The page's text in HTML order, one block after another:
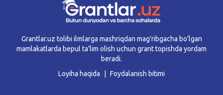
Grantlar.uz tolibi ilmlarga mashriqdan mag’ribgacha bo’lgan
mamlakatlarda bepul ta’lim olish uchun grant topishda yordam
beradi.
Loyiha haqida
Foydalanish bitimi